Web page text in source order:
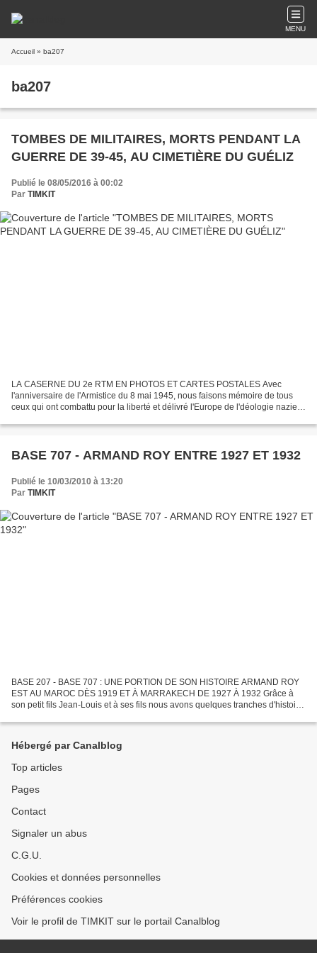
MENU
Accueil » ba207
ba207
TOMBES DE MILITAIRES, MORTS PENDANT LA
GUERRE DE 39-45, AU CIMETIÈRE DU GUÉLIZ
Publié le 08/05/2016 à 00:02
Par TIMKIT
LA CASERNE DU 2e RTM EN PHOTOS ET CARTES POSTALES Avec
l'anniversaire de l'Armistice du 8 mai 1945, nous faisons mémoire de tous
ceux qui ont combattu pour la liberté et délivré l'Europe de l'déologie nazie.
BASE 707 - ARMAND ROY ENTRE 1927 ET 1932
Publié le 10/03/2010 à 13:20
Par TIMKIT
BASE 207 - BASE 707 : UNE PORTION DE SON HISTOIRE ARMAND ROY
EST AU MAROC DÈS 1919 ET À MARRAKECH DE 1927 À 1932 Grâce à
son petit fils Jean-Louis et à ses fils nous avons quelques tranches d'histoire.
Hébergé par Canalblog
Top articles
Pages
Contact
Signaler un abus
C.G.U.
Cookies et données personnelles
Préférences cookies
Voir le profil de TIMKIT sur le portail Canalblog